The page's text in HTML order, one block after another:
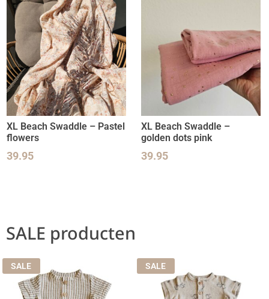
XL Beach Swaddle – Pastel
flowers
39.95
XL Beach Swaddle –
golden dots pink
39.95
SALE producten
SALE SALE